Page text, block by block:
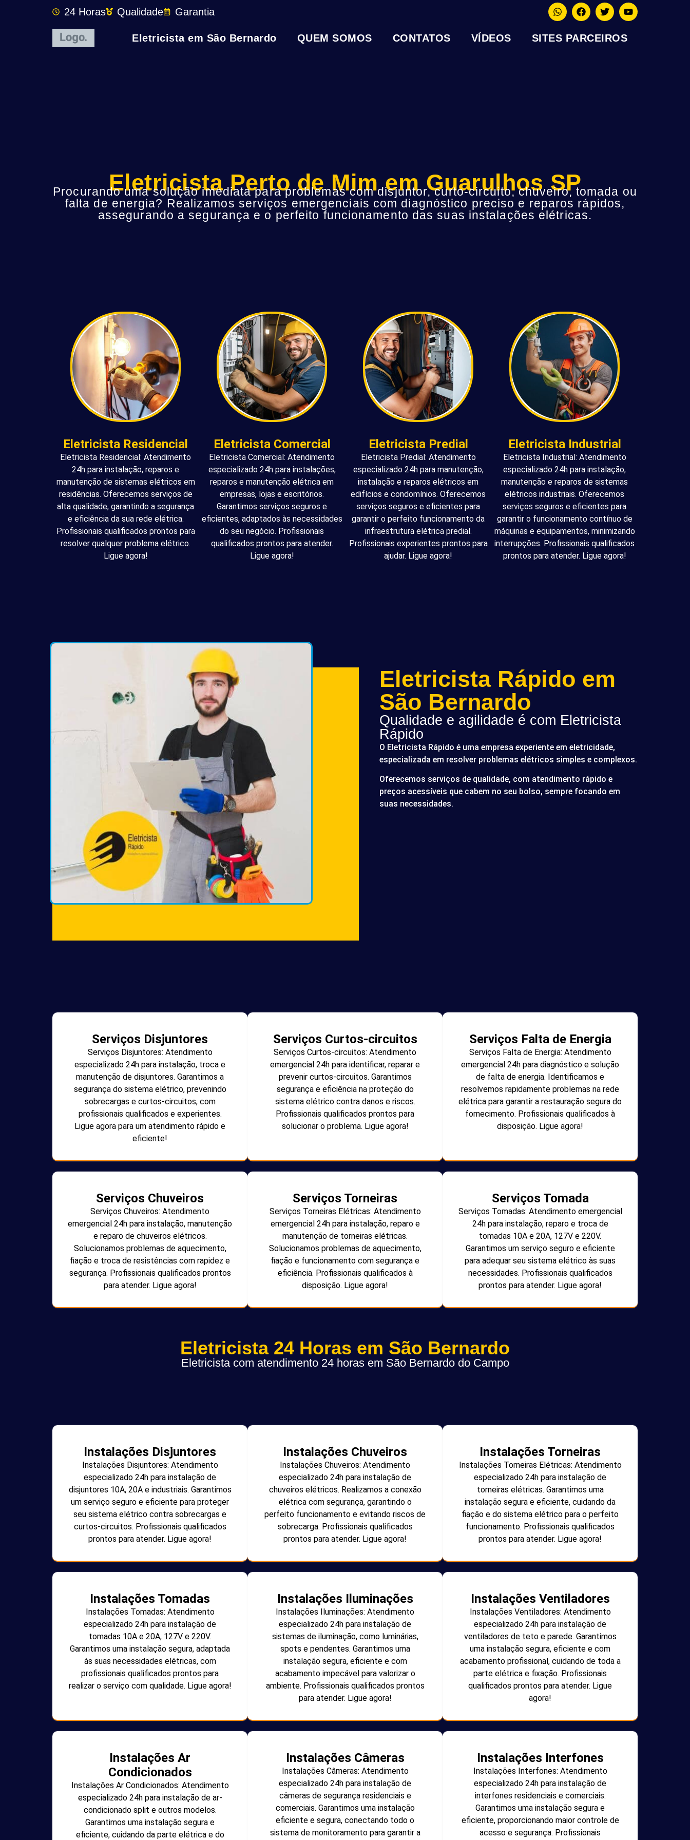
24 Horas Qualidade Garantia
Eletricista em São Bernardo QUEM SOMOS CONTATOS VÍDEOS SITES PARCEIROS
Eletricista Perto de Mim em Guarulhos SP
Procurando uma solução imediata para problemas com disjuntor, curto-circuito, chuveiro, tomada ou
falta de energia? Realizamos serviços emergenciais com diagnóstico preciso e reparos rápidos,
assegurando a segurança e o perfeito funcionamento das suas instalações elétricas.
Eletricista Residencial
Eletricista Residencial: Atendimento
24h para instalação, reparos e
manutenção de sistemas elétricos em
residências. Oferecemos serviços de
alta qualidade, garantindo a segurança
e eficiência da sua rede elétrica.
Profissionais qualificados prontos para
resolver qualquer problema elétrico.
Ligue agora!
Eletricista Comercial
Eletricista Comercial: Atendimento
especializado 24h para instalações,
reparos e manutenção elétrica em
empresas, lojas e escritórios.
Garantimos serviços seguros e
eficientes, adaptados às necessidades
do seu negócio. Profissionais
qualificados prontos para atender.
Ligue agora!
Eletricista Predial
Eletricista Predial: Atendimento
especializado 24h para manutenção,
instalação e reparos elétricos em
edifícios e condomínios. Oferecemos
serviços seguros e eficientes para
garantir o perfeito funcionamento da
infraestrutura elétrica predial.
Profissionais experientes prontos para
ajudar. Ligue agora!
Eletricista Industrial
Eletricista Industrial: Atendimento
especializado 24h para instalação,
manutenção e reparos de sistemas
elétricos industriais. Oferecemos
serviços seguros e eficientes para
garantir o funcionamento contínuo de
máquinas e equipamentos, minimizando
interrupções. Profissionais qualificados
prontos para atender. Ligue agora!
Eletricista Rápido em
São Bernardo
Qualidade e agilidade é com Eletricista
Rápido
O Eletricista Rápido é uma empresa experiente em eletricidade,
especializada em resolver problemas elétricos simples e complexos.
Oferecemos serviços de qualidade, com atendimento rápido e
preços acessíveis que cabem no seu bolso, sempre focando em
suas necessidades.
Serviços Disjuntores
Serviços Disjuntores: Atendimento
especializado 24h para instalação, troca e
manutenção de disjuntores. Garantimos a
segurança do sistema elétrico, prevenindo
sobrecargas e curtos-circuitos, com
profissionais qualificados e experientes.
Ligue agora para um atendimento rápido e
eficiente!
Serviços Curtos-circuitos
Serviços Curtos-circuitos: Atendimento
emergencial 24h para identificar, reparar e
prevenir curtos-circuitos. Garantimos
segurança e eficiência na proteção do
sistema elétrico contra danos e riscos.
Profissionais qualificados prontos para
solucionar o problema. Ligue agora!
Serviços Falta de Energia
Serviços Falta de Energia: Atendimento
emergencial 24h para diagnóstico e solução
de falta de energia. Identificamos e
resolvemos rapidamente problemas na rede
elétrica para garantir a restauração segura do
fornecimento. Profissionais qualificados à
disposição. Ligue agora!
Serviços Chuveiros
Serviços Chuveiros: Atendimento
emergencial 24h para instalação, manutenção
e reparo de chuveiros elétricos.
Solucionamos problemas de aquecimento,
fiação e troca de resistências com rapidez e
segurança. Profissionais qualificados prontos
para atender. Ligue agora!
Serviços Torneiras
Serviços Torneiras Elétricas: Atendimento
emergencial 24h para instalação, reparo e
manutenção de torneiras elétricas.
Solucionamos problemas de aquecimento,
fiação e funcionamento com segurança e
eficiência. Profissionais qualificados à
disposição. Ligue agora!
Serviços Tomada
Serviços Tomadas: Atendimento emergencial
24h para instalação, reparo e troca de
tomadas 10A e 20A, 127V e 220V.
Garantimos um serviço seguro e eficiente
para adequar seu sistema elétrico às suas
necessidades. Profissionais qualificados
prontos para atender. Ligue agora!
Eletricista 24 Horas em São Bernardo
Eletricista com atendimento 24 horas em São Bernardo do Campo
Instalações Disjuntores
Instalações Disjuntores: Atendimento
especializado 24h para instalação de
disjuntores 10A, 20A e industriais. Garantimos
um serviço seguro e eficiente para proteger
seu sistema elétrico contra sobrecargas e
curtos-circuitos. Profissionais qualificados
prontos para atender. Ligue agora!
Instalações Chuveiros
Instalações Chuveiros: Atendimento
especializado 24h para instalação de
chuveiros elétricos. Realizamos a conexão
elétrica com segurança, garantindo o
perfeito funcionamento e evitando riscos de
sobrecarga. Profissionais qualificados
prontos para atender. Ligue agora!
Instalações Torneiras
Instalações Torneiras Elétricas: Atendimento
especializado 24h para instalação de
torneiras elétricas. Garantimos uma
instalação segura e eficiente, cuidando da
fiação e do sistema elétrico para o perfeito
funcionamento. Profissionais qualificados
prontos para atender. Ligue agora!
Instalações Tomadas
Instalações Tomadas: Atendimento
especializado 24h para instalação de
tomadas 10A e 20A, 127V e 220V.
Garantimos uma instalação segura, adaptada
às suas necessidades elétricas, com
profissionais qualificados prontos para
realizar o serviço com qualidade. Ligue agora!
Instalações Iluminações
Instalações Iluminações: Atendimento
especializado 24h para instalação de
sistemas de iluminação, como luminárias,
spots e pendentes. Garantimos uma
instalação segura, eficiente e com
acabamento impecável para valorizar o
ambiente. Profissionais qualificados prontos
para atender. Ligue agora!
Instalações Ventiladores
Instalações Ventiladores: Atendimento
especializado 24h para instalação de
ventiladores de teto e parede. Garantimos
uma instalação segura, eficiente e com
acabamento profissional, cuidando de toda a
parte elétrica e fixação. Profissionais
qualificados prontos para atender. Ligue
agora!
Instalações Ar
Condicionados
Instalações Ar Condicionados: Atendimento
especializado 24h para instalação de ar-
condicionado split e outros modelos.
Garantimos uma instalação segura e
eficiente, cuidando da parte elétrica e do
Instalações Câmeras
Instalações Câmeras: Atendimento
especializado 24h para instalação de
câmeras de segurança residenciais e
comerciais. Garantimos uma instalação
eficiente e segura, conectando todo o
sistema de monitoramento para garantir a
Instalações Interfones
Instalações Interfones: Atendimento
especializado 24h para instalação de
interfones residenciais e comerciais.
Garantimos uma instalação segura e
eficiente, proporcionando maior controle de
acesso e segurança. Profissionais